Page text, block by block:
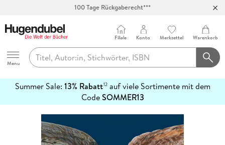
100 Tage Rückgaberecht***
Hugendubel
Menu
Filiale Konto Merkzettel Warenkorb
Summer Sale: 13% Rabatt12auf viele Sortimente mit dem
CodeSOMMER13
erfahren